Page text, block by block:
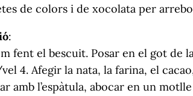
de colors i de xocolata per
:
fent el bescuit. Posar en el got de
4. Afegir la nata, la farina, el
amb l’espàtula, abocar en un